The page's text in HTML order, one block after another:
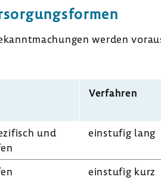
werden
Verfahren
und
einstufig lang
einstufig kurz